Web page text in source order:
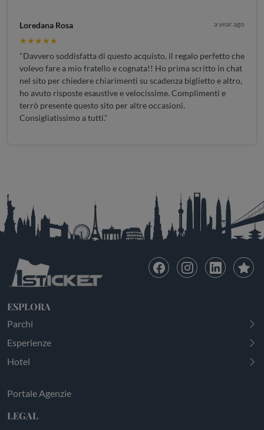
Loredana Rosa a year ago
★★★★★
"Davvero soddisfatta di questo acquisto, il regalo perfetto che
volevo fare a mio fratello e cognata!! Ho prima scritto in chat
nel sito per chiedere chiarimenti su scadenza biglietto e altro,
ho avuto risposte esaustive e velocissime. Complimenti e
terrò presente questo sito per altre occasioni.
Consigliatissimo a tutti."
ESPLORA
Parchi
Esperienze
Hotel
Portale Agenzie
LEGAL